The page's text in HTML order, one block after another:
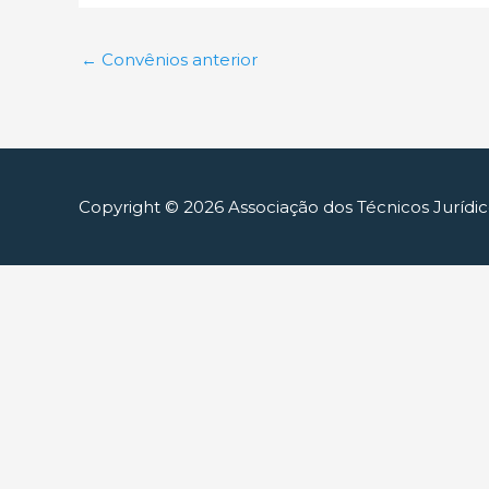
← Convênios anterior
Copyright © 2026 Associação dos Técnicos